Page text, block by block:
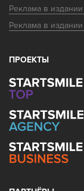
Ваша эл.
Я узнал (-а)
Реклама в
Реклама в
ПРОЕКТЫ